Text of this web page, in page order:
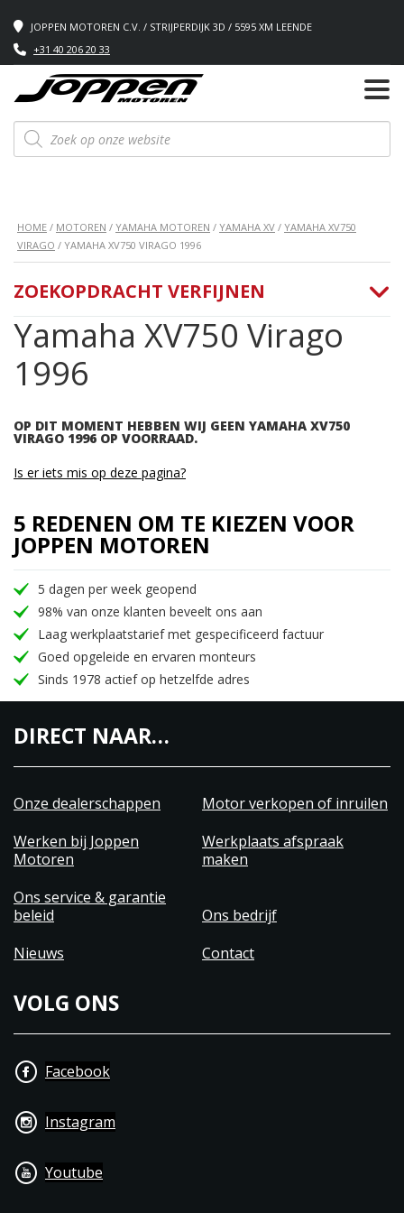
JOPPEN MOTOREN C.V. / STRIJPERDIJK 3D / 5595 XM LEENDE
+31 40 206 20 33
Producten
zoeken
HOME / MOTOREN / YAMAHA MOTOREN / YAMAHA XV / YAMAHA XV750
VIRAGO / YAMAHA XV750 VIRAGO 1996
Yamaha XV750 Virago
1996
OP DIT MOMENT HEBBEN WIJ GEEN YAMAHA XV750
VIRAGO 1996 OP VOORRAAD.
ZOEKOPDRACHT VERFIJNEN
Is er iets mis op deze pagina?
5 REDENEN OM TE KIEZEN VOOR
JOPPEN MOTOREN
5 dagen per week geopend
98% van onze klanten beveelt ons aan
Laag werkplaatstarief met gespecificeerd factuur
Goed opgeleide en ervaren monteurs
Sinds 1978 actief op hetzelfde adres
DIRECT NAAR…
Onze dealerschappen
Motor verkopen of inruilen
Werken bij Joppen
Motoren
Werkplaats afspraak
maken
Ons service & garantie
beleid
Ons bedrijf
Nieuws
Contact
VOLG ONS
Facebook
Instagram
Youtube